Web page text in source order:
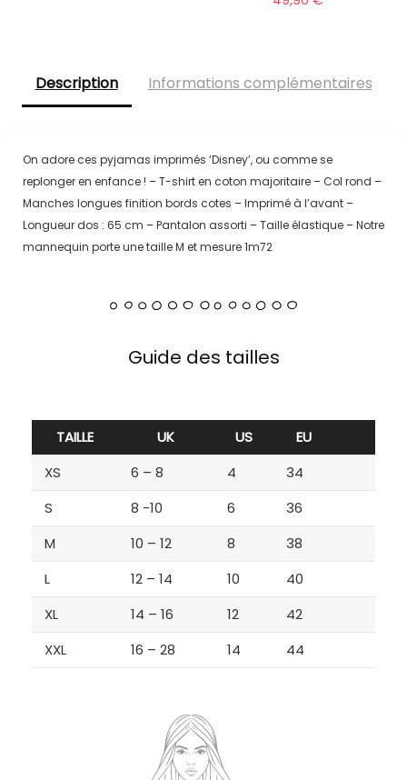
Description Informations complémentaires
On adore ces pyjamas imprimés ‘Disney’, ou comme se
replonger en enfance ! – T-shirt en coton majoritaire – Col rond –
Manches longues finition bords cotes – Imprimé à l’avant –
Longueur dos : 65 cm – Pantalon assorti – Taille élastique – Notre
mannequin porte une taille M et mesure 1m72
Guide des tailles
TAILLE UK US
EU
XS
6 – 8 4
34
S
8 -10 6
36
M
10 – 12 8
38
L
12 – 14 10
40
XL
14 – 16 12
42
XXL
16 – 28 14 44